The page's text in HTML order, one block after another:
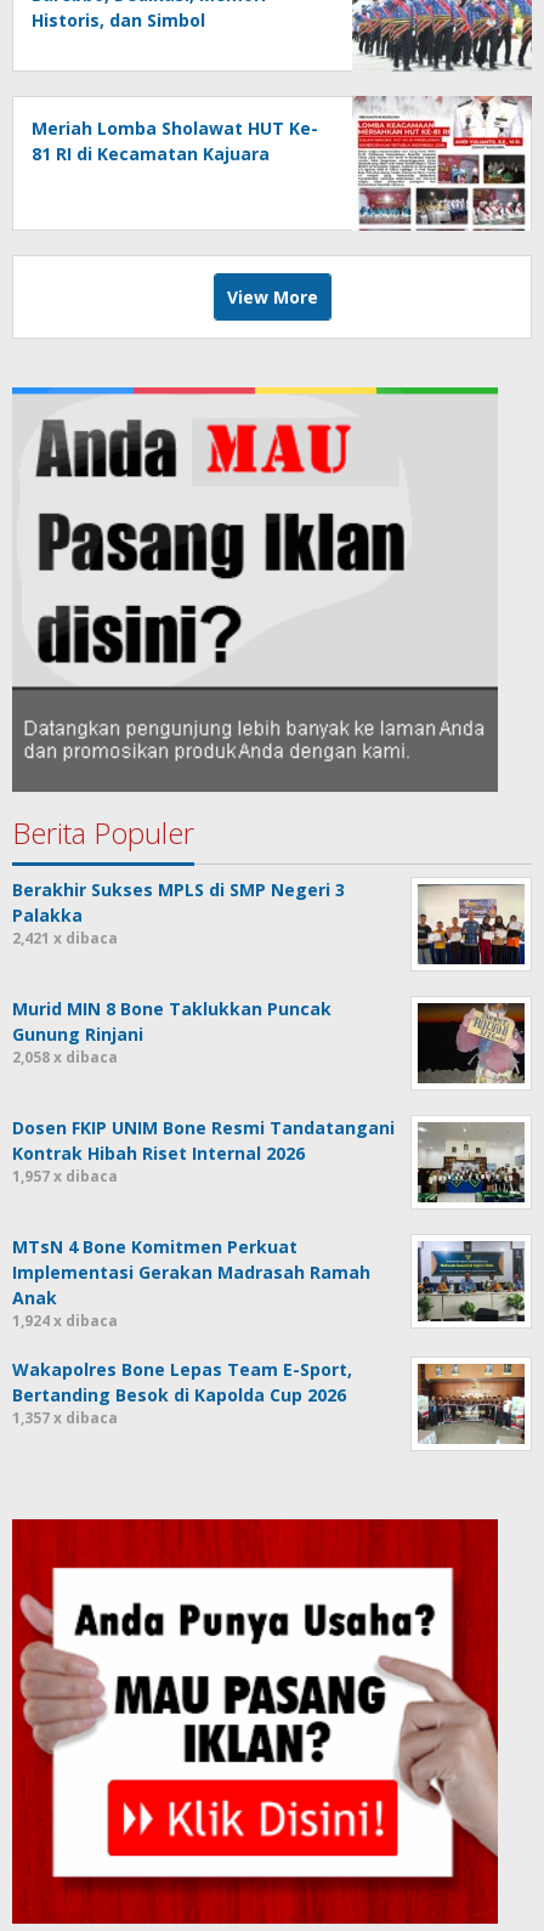
Historis, dan Simbol
Meriah Lomba Sholawat HUT Ke-
81 RI di Kecamatan Kajuara
View More
Berita Populer
Berakhir Sukses MPLS di SMP Negeri 3
Palakka
2,421 x dibaca
Murid MIN 8 Bone Taklukkan Puncak
Gunung Rinjani
2,058 x dibaca
Dosen FKIP UNIM Bone Resmi Tandatangani
Kontrak Hibah Riset Internal 2026
1,957 x dibaca
MTsN 4 Bone Komitmen Perkuat
Implementasi Gerakan Madrasah Ramah
Anak
1,924 x dibaca
Wakapolres Bone Lepas Team E-Sport,
Bertanding Besok di Kapolda Cup 2026
1,357 x dibaca